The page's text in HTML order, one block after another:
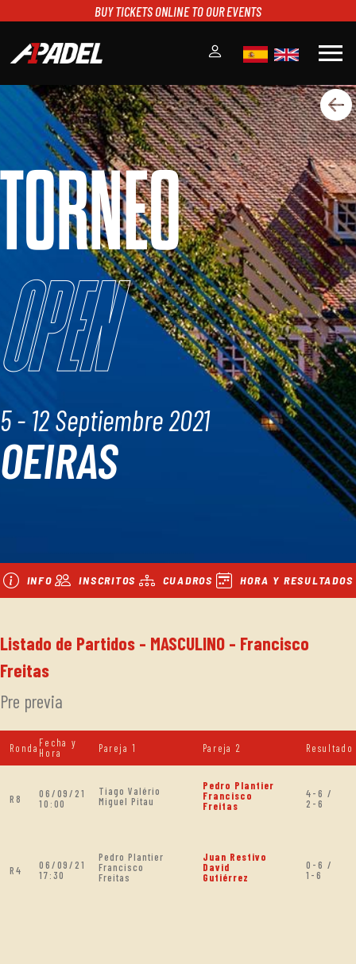
BUY TICKETS ONLINE TO OUR EVENTS
menu
A1PADEL
RANKING
CALENDARIO
TORNEOS
NOTICIAS
MULTIMEDIA
SCOREBOARD
STREAMING
TORNEO
Open
5 - 12 Septiembre 2021
OEIRAS
INFO INSCRITOS CUADROS HORA Y RESULTADOS
Listado de Partidos - MASCULINO - Francisco
Freitas
Pre previa
Ronda Fecha y
Hora
Pareja 1 Pareja 2 Resultado
R8
06/09/21
10:00
Tiago Valério
Miguel Pitau
Pedro Plantier
Francisco
Freitas
4-6 /
2-6
R4
06/09/21
17:30
Pedro Plantier
Francisco
Freitas
Juan Restivo
David
Gutiérrez
0-6 /
1-6